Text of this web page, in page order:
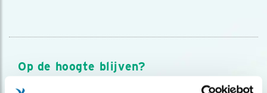
Op de hoogte blijven?
Meld je aan en ontvang nieuws, inspiratie, acties en tips